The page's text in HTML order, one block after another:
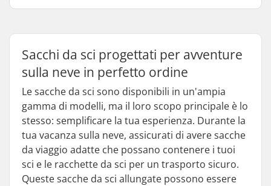
Sacchi da sci progettati per avventure
sulla neve in perfetto ordine
Le sacche da sci sono disponibili in un'ampia
gamma di modelli, ma il loro scopo principale è lo
stesso: semplificare la tua esperienza. Durante la
tua vacanza sulla neve, assicurati di avere sacche
da viaggio adatte che possano contenere i tuoi
sci e le racchette da sci per un trasporto sicuro.
Queste sacche da sci allungate possono essere